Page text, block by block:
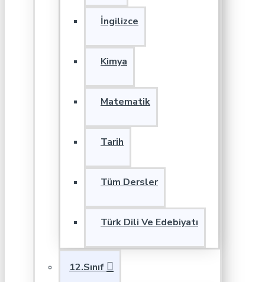
İngilizce
Kimya
Matematik
Tarih
Tüm Dersler
Türk Dili Ve Edebiyatı
12.Sınıf